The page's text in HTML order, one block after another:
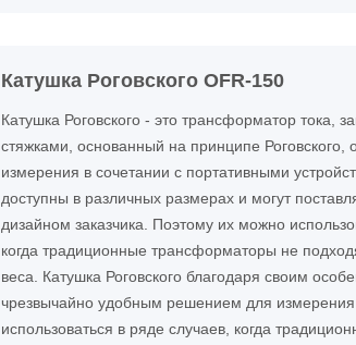
Катушка Роговского OFR-150
Катушка Роговского - это трансформатор тока,
стяжками, основанный на принципе
измерения в сочетании с портативными
доступны в различных размерах и могут
дизайном заказчика. Поэтому их можно
когда традиционные трансформаторы не
веса. Катушка Роговского благодаря своим
чрезвычайно удобным решением для
использоваться в ряде случаев, когда